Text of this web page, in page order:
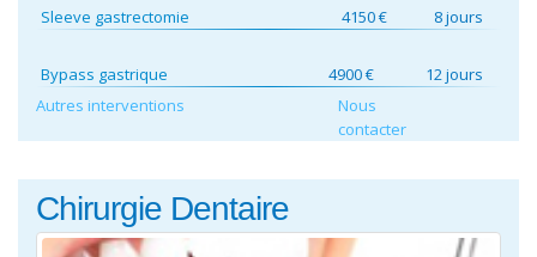
Sleeve gastrectomie 4150 € 8 jours
Bypass gastrique 4900 €
12 jours
Autres interventions
Nous
contacter
Chirurgie Dentaire